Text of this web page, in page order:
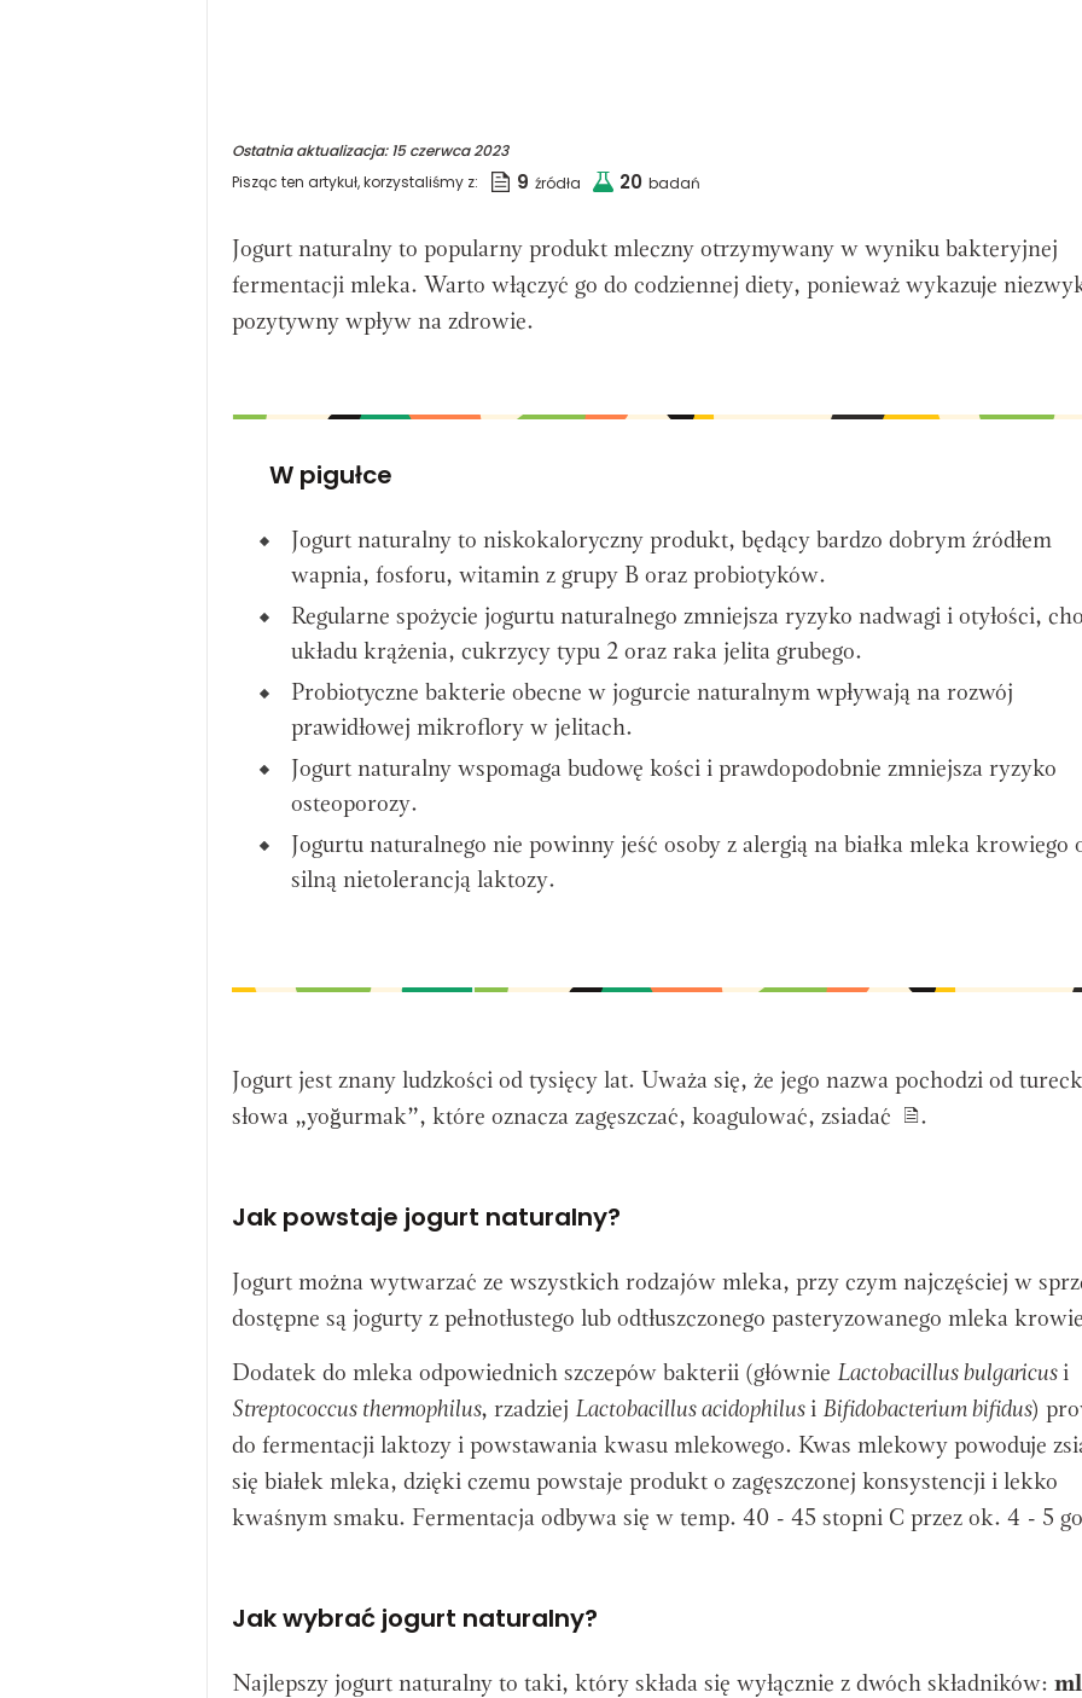
Ostatnia aktualizacja:15 czerwca 2023
Pisząc ten artykuł, korzystaliśmy z:
9 źródła 20 badań
Jogurt naturalny to popularny produkt mleczny otrzymywany w wyniku bakteryjnej
fermentacji mleka. Warto włączyć go do codziennej diety, ponieważ wykazuje
pozytywny wpływ na zdrowie.
W pigułce
Jogurt naturalny to niskokaloryczny produkt, będący bardzo dobrym źródłem
wapnia, fosforu, witamin z grupy B oraz probiotyków.
Regularne spożycie jogurtu naturalnego zmniejsza ryzyko nadwagi i otyłości,
układu krążenia, cukrzycy typu 2 oraz raka jelita grubego.
Probiotyczne bakterie obecne w jogurcie naturalnym wpływają na rozwój
prawidłowej mikroflory w jelitach.
Jogurt naturalny wspomaga budowę kości i prawdopodobnie zmniejsza ryzyko
osteoporozy.
Jogurtu naturalnego nie powinny jeść osoby z alergią na białka mleka krowiego
silną nietolerancją laktozy.
Jogurt jest znany ludzkości od tysięcy lat. Uważa się, że jego nazwa pochodzi od
słowa „yoğurmak”, które oznacza zagęszczać, koagulować, zsiadać
.
Jak powstaje jogurt naturalny?
Jogurt można wytwarzać ze wszystkich rodzajów mleka, przy czym najczęściej w
dostępne są jogurty z pełnotłustego lub odtłuszczonego pasteryzowanego mleka
Dodatek do mleka odpowiednich szczepów bakterii (głównie Lactobacillus bulgaricusi
Streptococcus thermophilus, rzadziej Lactobacillus acidophilusi Bifidobacterium bifidus)
do fermentacji laktozy i powstawania kwasu mlekowego. Kwas mlekowy powoduje
się białek mleka, dzięki czemu powstaje produkt o zagęszczonej konsystencji i lekko
kwaśnym smaku. Fermentacja odbywa się w temp. 40 - 45 stopni C przez ok. 4 - 5
Jak wybrać jogurt naturalny?
Najlepszy jogurt naturalny to taki, który składa się wyłącznie z dwóch składników: